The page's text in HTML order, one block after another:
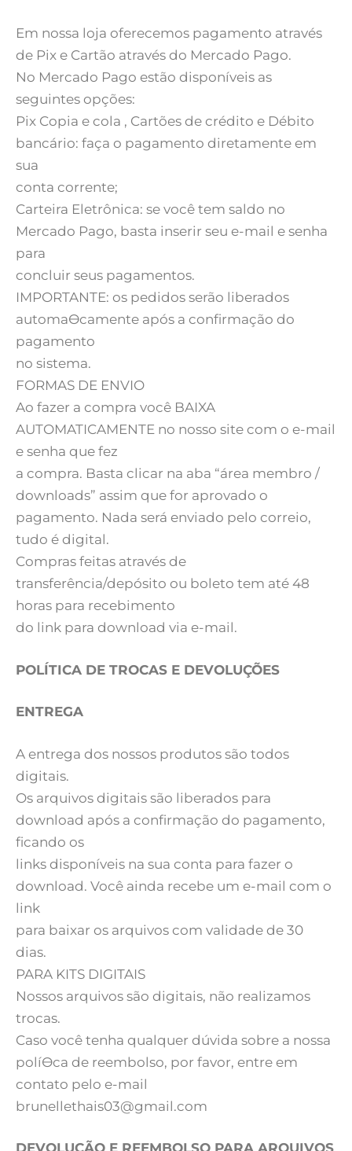
Em nossa loja oferecemos pagamento através
de Pix e Cartão através do Mercado Pago.
No Mercado Pago estão disponíveis as
seguintes opções:
Pix Copia e cola , Cartões de crédito e Débito
bancário: faça o pagamento diretamente em
sua
conta corrente;
Carteira Eletrônica: se você tem saldo no
Mercado Pago, basta inserir seu e-mail e senha
para
concluir seus pagamentos.
IMPORTANTE: os pedidos serão liberados
automaƟcamente após a confirmação do
pagamento
no sistema.
FORMAS DE ENVIO
Ao fazer a compra você BAIXA
AUTOMATICAMENTE no nosso site com o e-mail
e senha que fez
a compra. Basta clicar na aba “área membro /
downloads” assim que for aprovado o
pagamento. Nada será enviado pelo correio,
tudo é digital.
Compras feitas através de
transferência/depósito ou boleto tem até 48
horas para recebimento
do link para download via e-mail.
POLÍTICA DE TROCAS E DEVOLUÇÕES
ENTREGA
A entrega dos nossos produtos são todos
digitais.
Os arquivos digitais são liberados para
download após a confirmação do pagamento,
ficando os
links disponíveis na sua conta para fazer o
download. Você ainda recebe um e-mail com o
link
para baixar os arquivos com validade de 30
dias.
PARA KITS DIGITAIS
Nossos arquivos são digitais, não realizamos
trocas.
Caso você tenha qualquer dúvida sobre a nossa
políƟca de reembolso, por favor, entre em
contato pelo e-mail
brunellethais03@gmail.com
DEVOLUÇÃO E REEMBOLSO PARA ARQUIVOS